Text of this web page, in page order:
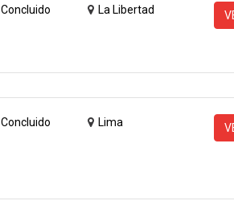
Concluido La Libertad
Concluido Lima